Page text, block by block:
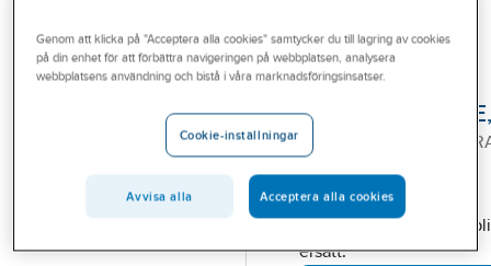
Branscher
Reservdelar blandare
Reservdelar FMM termostatblandare
Mängdratt
FMM 9000E II
Artikelnummer:
Lev. artikelnr: 35782009
Den valda artikeln har
ersatt.
Genom att klicka på "Acceptera alla cookies" samtycker du till lagring av cookies
på din enhet för att förbättra navigeringen på webbplatsen, analysera
webbplatsens användning och bistå i våra marknadsföringsinsatser.
Cookie-inställningar
Avvisa alla Acceptera alla cookies